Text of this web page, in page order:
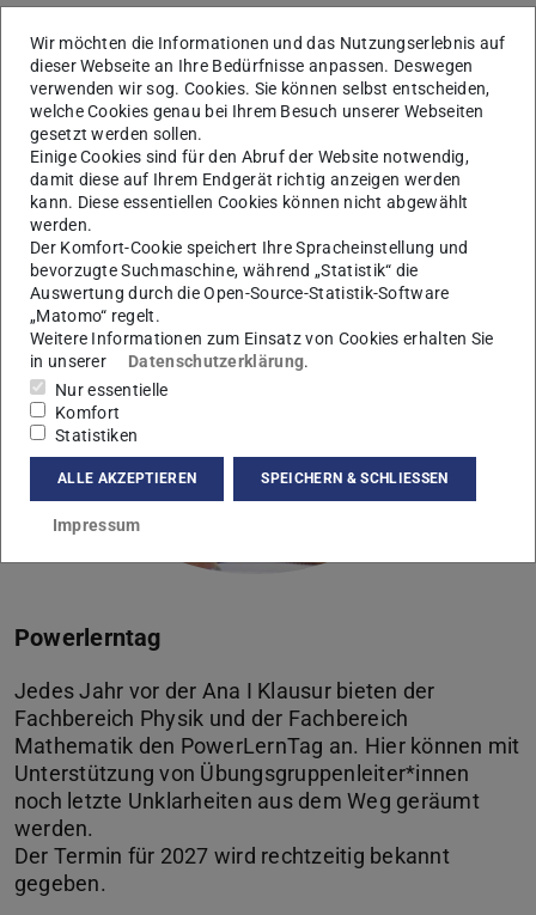
Archiv Prüfungstermine
Powerlerntag
Jedes Jahr vor der Ana I Klausur bieten der
Fachbereich Physik und der Fachbereich
Mathematik den PowerLernTag an. Hier können mit
Unterstützung von Übungsgruppenleiter*innen
noch letzte Unklarheiten aus dem Weg geräumt
werden.
Der Termin für 2027 wird rechtzeitig bekannt
gegeben.
Wir möchten die Informationen und das Nutzungserlebnis auf
dieser Webseite an Ihre Bedürfnisse anpassen. Deswegen
verwenden wir sog. Cookies. Sie können selbst entscheiden,
welche Cookies genau bei Ihrem Besuch unserer Webseiten
gesetzt werden sollen.
Einige Cookies sind für den Abruf der Website notwendig,
damit diese auf Ihrem Endgerät richtig anzeigen werden
kann. Diese essentiellen Cookies können nicht abgewählt
werden.
Der Komfort-Cookie speichert Ihre Spracheinstellung und
bevorzugte Suchmaschine, während „Statistik“ die
Auswertung durch die Open-Source-Statistik-Software
„Matomo“ regelt.
Weitere Informationen zum Einsatz von Cookies erhalten Sie
in unserer
Datenschutzerklärung.
Nur essentielle
Komfort
Statistiken
ALLE AKZEPTIEREN SPEICHERN & SCHLIESSEN
Impressum